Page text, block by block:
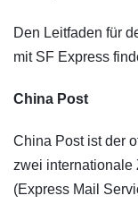
Den Leitfaden für
mit SF Express
China Post
China Post ist der
zwei internationale
(Express Mail